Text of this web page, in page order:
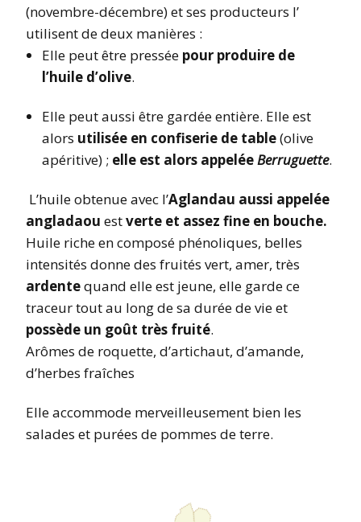
(novembre-décembre) et ses producteurs l’
utilisent de deux manières :
Elle peut être pressée pour produire de
l’huile d’olive.
Elle peut aussi être gardée entière. Elle est
alors utilisée en confiserie de table(olive
apéritive) ; elle est alors appelée Berruguette.
L’huile obtenue avec l’Aglandau aussi appelée
angladaou estverte et assez fine en bouche.
Huile riche en composé phénoliques, belles
intensités donne des fruités vert, amer, très
ardentequand elle est jeune, elle garde ce
traceur tout au long de sa durée de vie et
possède un goût très fruité.
Arômes de roquette, d’artichaut, d’amande,
d’herbes fraîches
Elle accommode merveilleusement bien les
salades et purées de pommes de terre.